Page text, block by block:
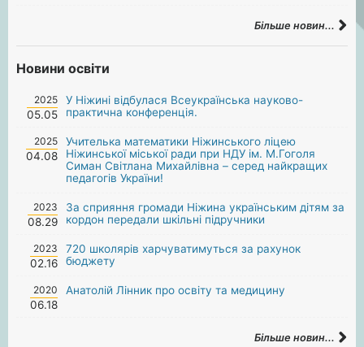
Більше новин...
Новини освіти
2025
05.05
У Ніжині відбулася Всеукраїнська науково-
практична конференція.
2025
04.08
Учителька математики Ніжинського ліцею
Ніжинської міської ради при НДУ ім. М.Гоголя
Симан Світлана Михайлівна – серед найкращих
педагогів України!
2023
08.29
За сприяння громади Ніжина українським дітям за
кордон передали шкільні підручники
2023
02.16
720 школярів харчуватимуться за рахунок
бюджету
2020
06.18
Анатолій Лінник про освіту та медицину
Більше новин...